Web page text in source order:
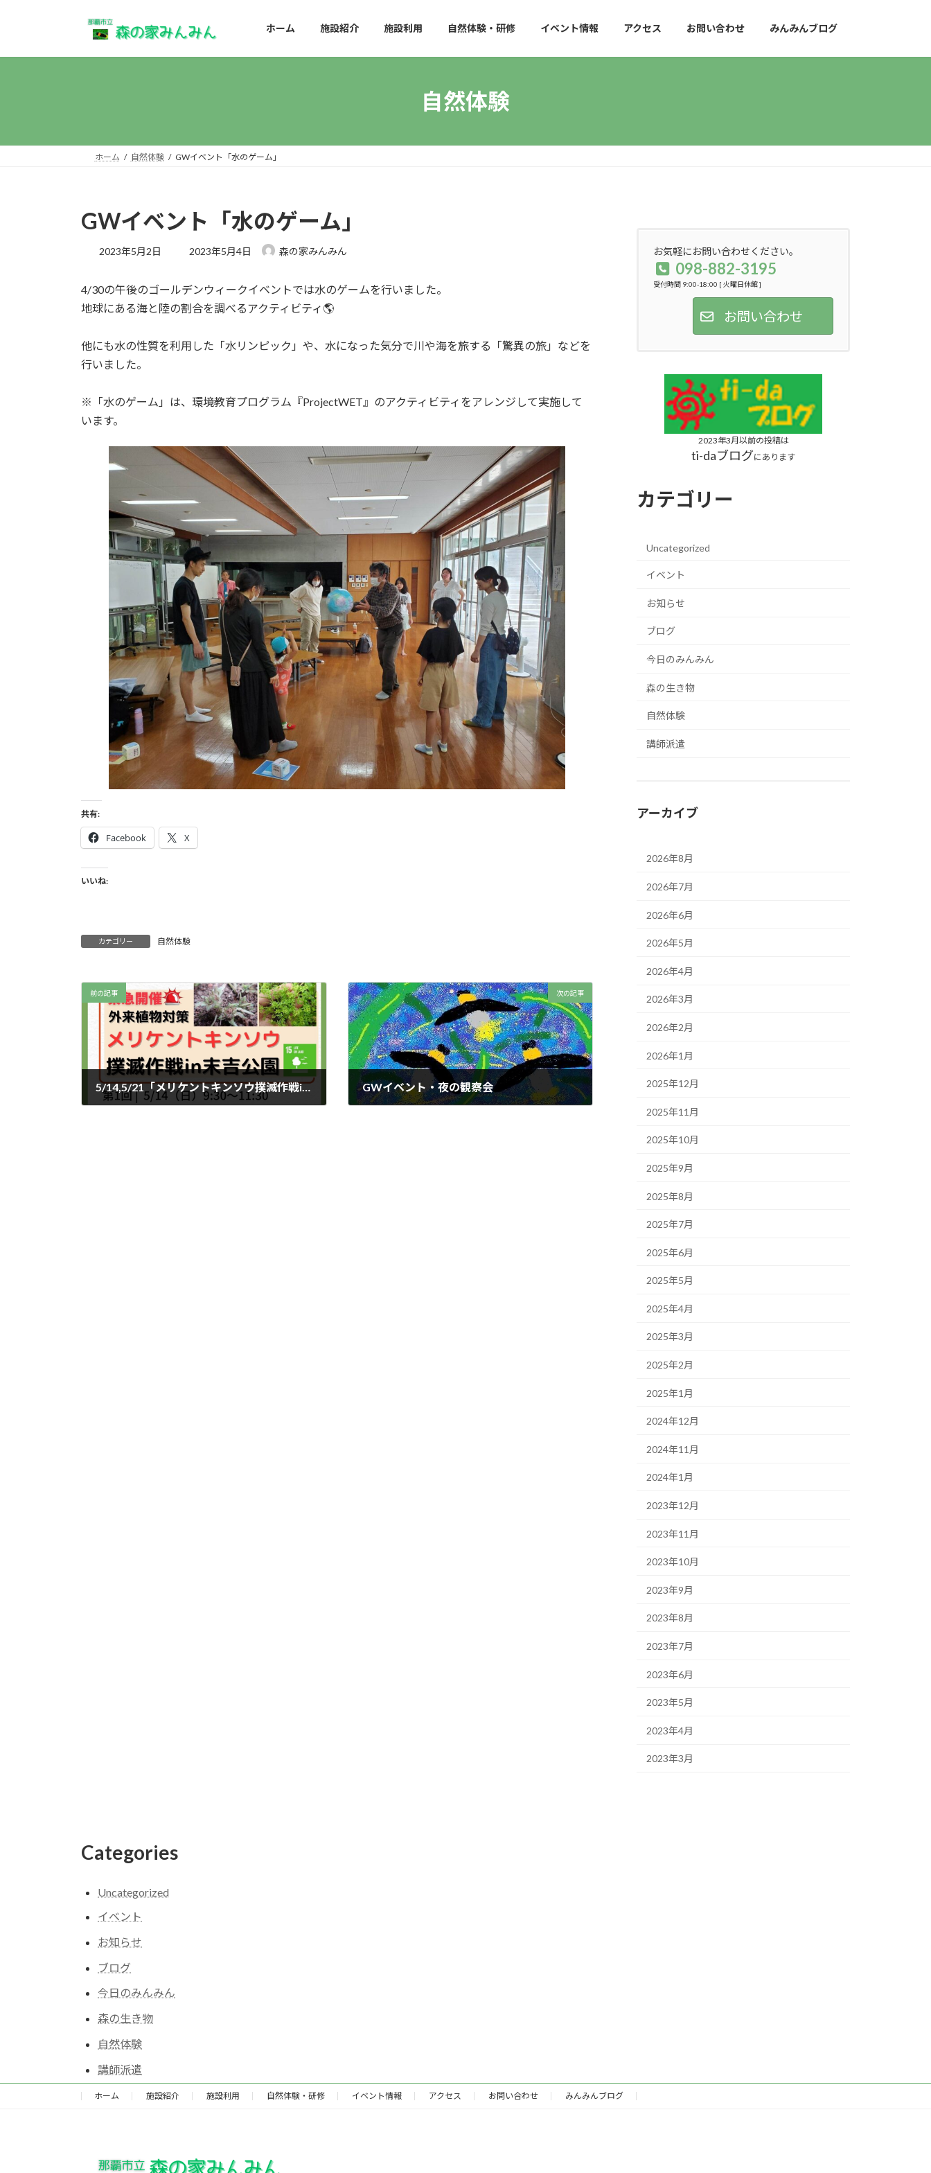
ン
ー
ホーム 施設紹介 施設利用 自然体験・研修 イベント情報 アクセス お問い合わせ みんみんブログ
自然体験
ホーム 自然体験 GWイベント「水のゲーム」
GWイベント「水のゲーム」
2023年5月2日
最
新
日
時
2023年5月4日 森の家みんみん
4/30の午後のゴールデンウィークイベントでは水のゲームを行いました。
地球にある海と陸の割合を調べるアクティビティ🌎
他にも水の性質を利用した「水リンピック」や、水になった気分で川や海を旅する「驚異の旅」などを
行いました。
※「水のゲーム」は、環境教育プログラム『ProjectWET』のアクティビティをアレンジして実施して
います。
共有:
Facebook X
いいね:
カテゴリー 自然体験
前の記事
5/14,5/21「メリケントキンソウ撲滅作戦in末吉公園～トゲトゲの実をやっつけろ！～」参加者募集
次の記事
GWイベント・夜の観察会
お気軽にお問い合わせください。
098-882-3195
受付時間 9:00-18:00 [ 火曜日休館 ]
お問い合わせ
2023年3月以前の投稿は
ti-daブログにあります
カテゴリー
Uncategorized
イベント
お知らせ
ブログ
今日のみんみん
森の生き物
自然体験
講師派遣
アーカイブ
2026年8月
2026年7月
2026年6月
2026年5月
2026年4月
2026年3月
2026年2月
2026年1月
2025年12月
2025年11月
2025年10月
2025年9月
2025年8月
2025年7月
2025年6月
2025年5月
2025年4月
2025年3月
2025年2月
2025年1月
2024年12月
2024年11月
2024年1月
2023年12月
2023年11月
2023年10月
2023年9月
2023年8月
2023年7月
2023年6月
2023年5月
2023年4月
2023年3月
Categories
Uncategorized
イベント
お知らせ
ブログ
今日のみんみん
森の生き物
自然体験
講師派遣
ホーム 施設紹介 施設利用 自然体験・研修 イベント情報 アクセス お問い合わせ みんみんブログ